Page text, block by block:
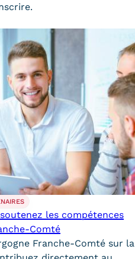
formation
EN BFC
NATIONALE
et
les compétences
Comté
Franche-Comté sur la